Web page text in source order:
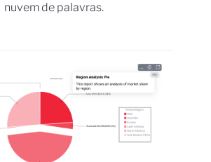
nuvem de palavras.